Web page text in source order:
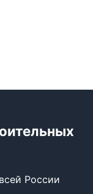
России